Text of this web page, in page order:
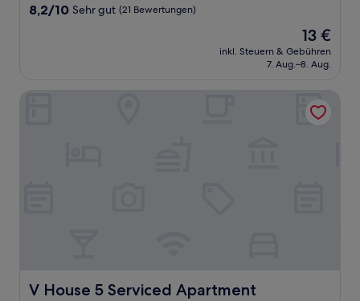
8.2
Bewertungen)
8,2/10 Sehr gut (21 Bewertungen)
Der
Preis
beträgt
13 €
inkl. Steuern & Gebühren
7. Aug.–8. Aug.
V House 5 Serviced Apartment
V House 5 Serviced Apartment